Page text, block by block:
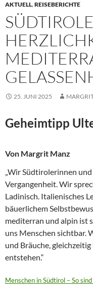
AKTUELL,REISEBERICHTE
25. JUNI 2025
Geheimtipp
Von Margrit Manz
„Wir Südtirolerinnen
Vergangenheit. Wir
Ladinisch. Italienisches
bäuerlichem
mediterran und alpin ist
uns Menschen sichtbar.
und Bräuche,
entstehen.“
Menschen in Südtirol – So